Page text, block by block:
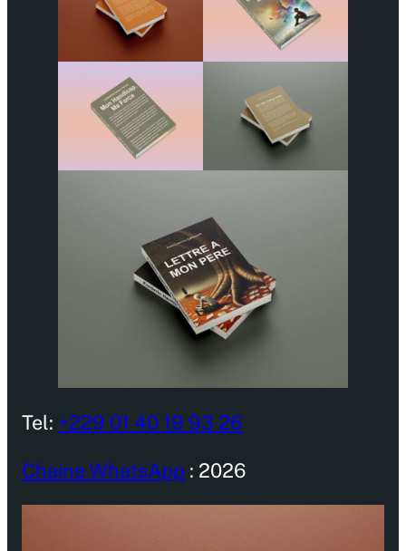
Tel: +229 01 40 19 93 26
Chaine WhatsApp : 2026